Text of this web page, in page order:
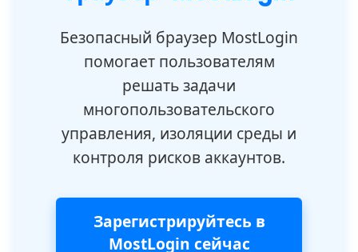
Безопасный браузер MostLogin
помогает пользователям
решать задачи
многопользовательского
управления, изоляции среды и
контроля рисков аккаунтов.
Зарегистрируйтесь в
MostLogin сейчас